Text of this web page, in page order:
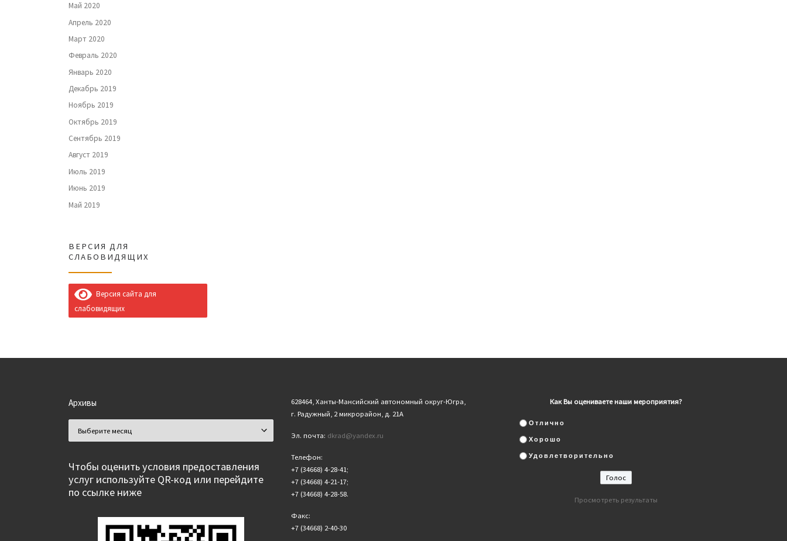
Май 2020
Апрель 2020
Март 2020
Февраль 2020
Январь 2020
Декабрь 2019
Ноябрь 2019
Октябрь 2019
Сентябрь 2019
Август 2019
Июль 2019
Июнь 2019
Май 2019
ВЕРСИЯ ДЛЯ
СЛАБОВИДЯЩИХ
Версия сайта для
слабовидящих
Архивы
Чтобы оценить условия предоставления
услуг используйте QR-код или перейдите
по ссылке ниже
628464, Ханты-Мансийский автономный округ-Югра,
г. Радужный, 2 микрорайон, д. 21А
Эл. почта: dkrad@yandex.ru
Телефон:
+7 (34668) 4-28-41;
+7 (34668) 4-21-17;
+7 (34668) 4-28-58.
Факс:
+7 (34668) 2-40-30
Как Вы оцениваете наши мероприятия?
Отлично
Хорошо
Удовлетворительно
Просмотреть результаты